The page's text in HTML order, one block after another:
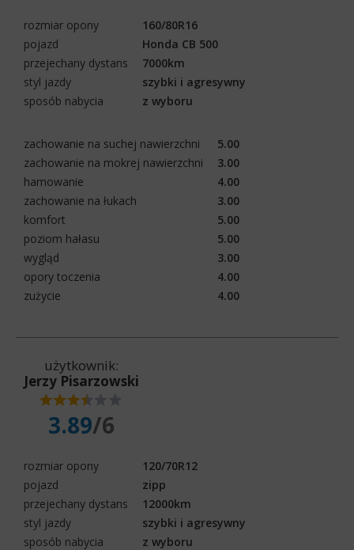
rozmiar opony
160/80R16
pojazd
Honda CB 500
przejechany dystans
7000km
styl jazdy
szybki i agresywny
sposób nabycia
z wyboru
zachowanie na suchej nawierzchni
5.00
zachowanie na mokrej nawierzchni
3.00
hamowanie
4.00
zachowanie na łukach
3.00
komfort
5.00
poziom hałasu
5.00
wygląd
3.00
opory toczenia
4.00
zużycie
4.00
użytkownik:
Jerzy Pisarzowski
3.89/6
rozmiar opony
120/70R12
pojazd
zipp
przejechany dystans
12000km
styl jazdy
szybki i agresywny
sposób nabycia
z wyboru